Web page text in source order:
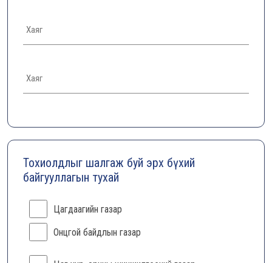
Тохиолдлыг шалгаж буй эрх бүхий
байгууллагын тухай
Цагдаагийн газар
Онцгой байдлын газар